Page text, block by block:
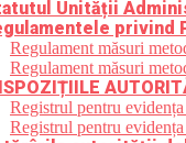
Unității
Regulament măsuri
Regulament măsuri
Registrul pentru
Registrul pentru